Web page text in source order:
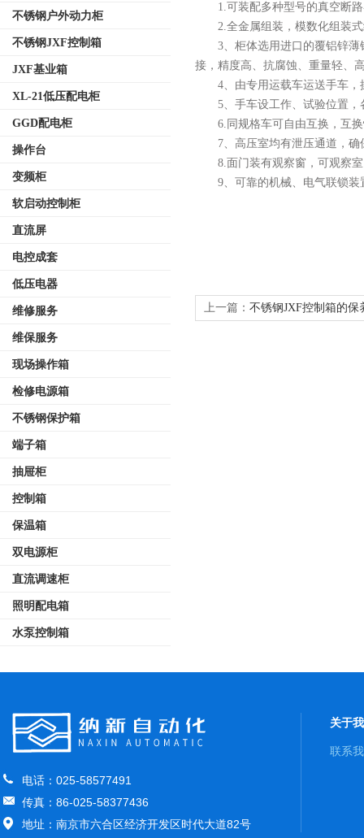
不锈钢户外动力柜
不锈钢JXF控制箱
JXF基业箱
XL-21低压配电柜
GGD配电柜
操作台
变频柜
软启动控制柜
直流屏
电控成套
低压电器
维修服务
维保服务
现场操作箱
检修电源箱
不锈钢保护箱
端子箱
抽屉柜
控制箱
保温箱
双电源柜
直流调速柜
照明配电箱
水泵控制箱
1.可装配多种型号的真空断路
2.全金属组装，模数化组装式
3、柜体选用进口的覆铝锌薄
接，精度高、抗腐蚀、重量轻、
4、由专用运载车运送手车，
5、手车设工作、试验位置，
6.同规格车可自由互换，互换
7、高压室均有泄压通道，确
8.面门装有观察窗，可观察室
9、可靠的机械、电气联锁装
上一篇： 不锈钢JXF控制箱的保
电话：025-58577491
传真：86-025-58377436
地址：南京市六合区经济开发区时代大道82号
关于
联系